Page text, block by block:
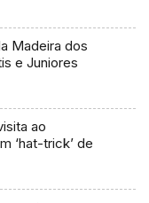
Madeira dos
e Juniores
ao
‘hat-trick’ de